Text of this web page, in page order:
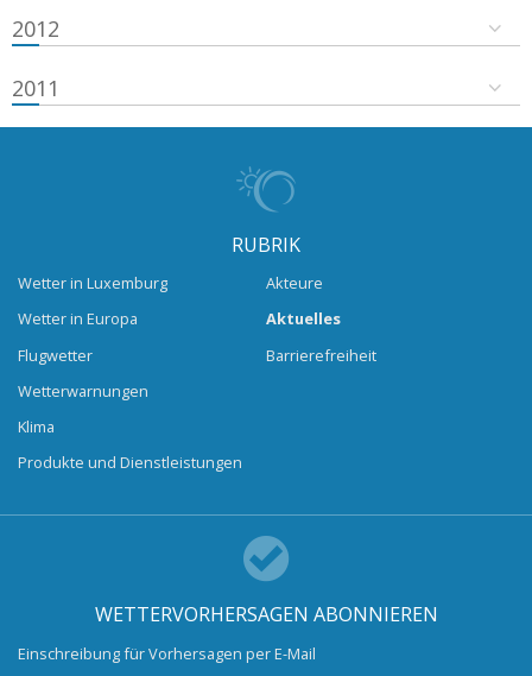
2012
2011
RUBRIK
Wetter in Luxemburg
Wetter in Europa
Flugwetter
Wetterwarnungen
Klima
Produkte und Dienstleistungen
Akteure
Aktuelles
Barrierefreiheit
WETTERVORHERSAGEN ABONNIEREN
Einschreibung für Vorhersagen per E-Mail